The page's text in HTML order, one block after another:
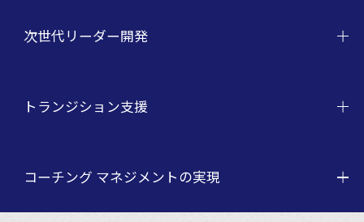
次世代リーダー開発
トランジション支援
コーチング マネジメントの実現